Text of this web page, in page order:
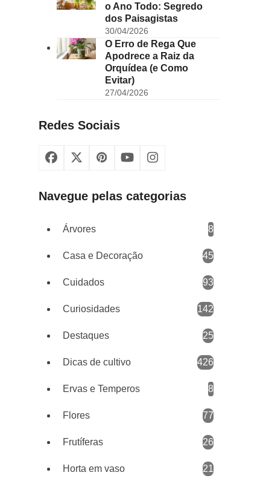
o Ano Todo: Segredo
dos Paisagistas
30/04/2026
O Erro de Rega Que
Apodrece a Raiz da
Orquídea (e Como
Evitar)
27/04/2026
Redes Sociais
Facebook
X Pinterest
YouTubeInstagram
Navegue pelas categorias
Árvores 8
Casa e Decoração 45
Cuidados 93
Curiosidades 142
Destaques 25
Dicas de cultivo 426
Ervas e Temperos 8
Flores 77
Frutíferas 26
Horta em vaso 21